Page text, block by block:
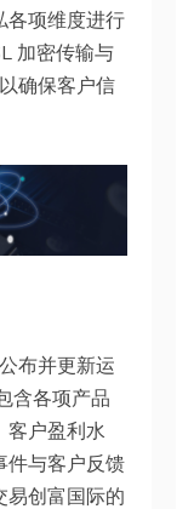
各项维度进行
加密传输与
确保客户信
布并更新运
含各项产品
客户盈利水
件与客户反馈
易创富国际的